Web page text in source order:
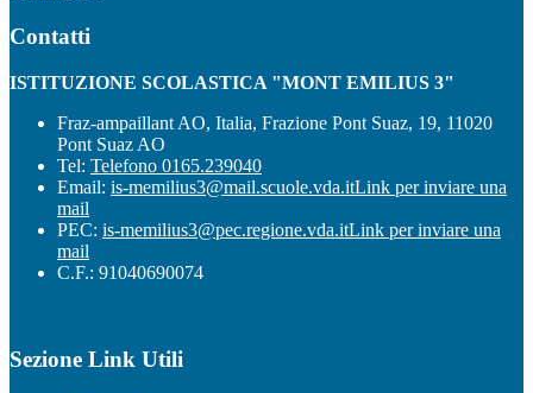
Contatti
ISTITUZIONE SCOLASTICA "MONT EMILIUS 3"
Fraz-ampaillant AO, Italia, Frazione Pont Suaz, 19, 11020
Pont Suaz AO
Tel: Telefono 0165.239040
Email: is-memilius3@mail.scuole.vda.itLink per inviare una
mail
PEC: is-memilius3@pec.regione.vda.itLink per inviare una
mail
C.F.: 91040690074
Sezione Link Utili